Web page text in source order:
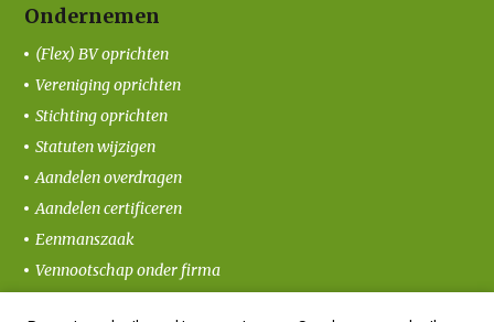
Ondernemen
(Flex) BV oprichten
Vereniging oprichten
Stichting oprichten
Statuten wijzigen
Aandelen overdragen
Aandelen certificeren
Eenmanszaak
Vennootschap onder firma